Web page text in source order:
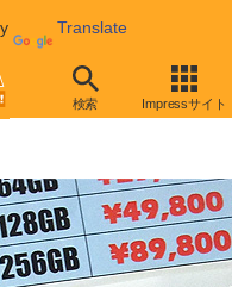
Translate
検索 Impressサイト
年5月29日号